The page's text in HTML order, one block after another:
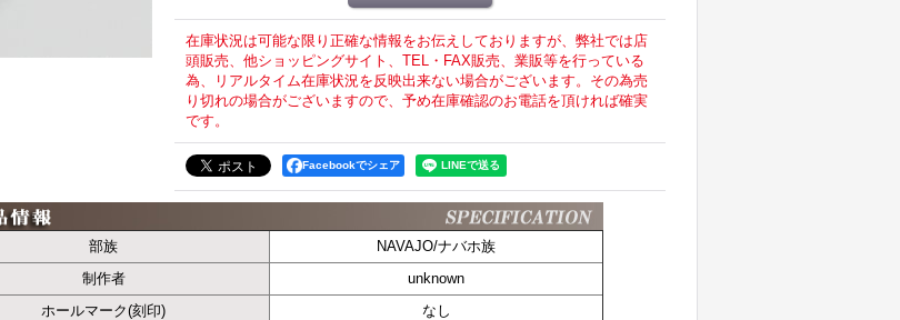
在庫状況は可能な限り正確な情報をお伝えしておりますが、弊社では店
頭販売、他ショッピングサイト、TEL・FAX販売、業販等を行っている
為、リアルタイム在庫状況を反映出来ない場合がございます。その為売
り切れの場合がございますので、予め在庫確認のお電話を頂ければ確実
です。
Facebookでシェア
部族
NAVAJO/ナバホ族
制作者
unknown
ホールマーク(刻印)
なし